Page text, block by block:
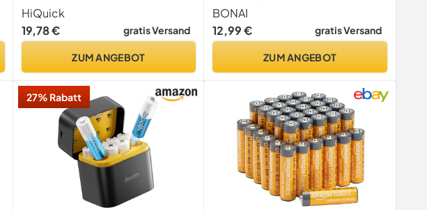
geringe Selbstentladung 1.2V Akku,
8 x Micro AAA
HiQuick
19,78 €
gratis Versand
ZUM ANGEBOT
Vielseitige Haushaltsbatterien mit
Hoher Kapazität, Aufladbare Mignon
Akkus für Spielzeug &
BONAI
12,99 €
gratis Versand
ZUM ANGEBOT
27% Rabatt